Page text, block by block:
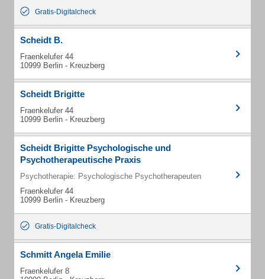
Gratis-Digitalcheck
Scheidt B.
Fraenkelufer 44
10999 Berlin - Kreuzberg
Scheidt Brigitte
Fraenkelufer 44
10999 Berlin - Kreuzberg
Scheidt Brigitte Psychologische und
Psychotherapeutische Praxis
Psychotherapie: Psychologische Psychotherapeuten
Fraenkelufer 44
10999 Berlin - Kreuzberg
Gratis-Digitalcheck
Schmitt Angela Emilie
Fraenkelufer 8